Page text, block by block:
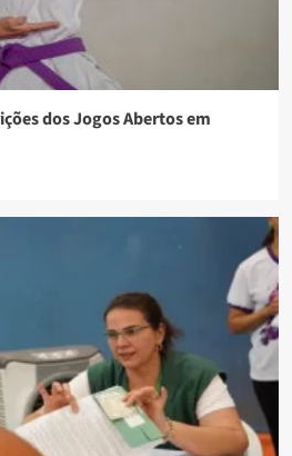
dos Jogos Abertos em